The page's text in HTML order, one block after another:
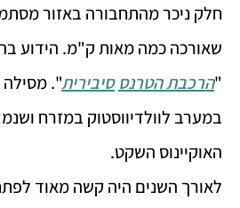
חלק ניכר מהתחבורה באזור
שאורכה כמה מאות ק"מ. הידוע
"הרכבת הטרנס סיבירית".
במערב לוולדיווסטוק במזרח
האוקיינוס השקט.
לאורך השנים היה קשה מאוד